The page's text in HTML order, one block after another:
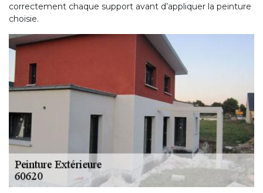
correctement chaque support avant d’appliquer la peinture
choisie.